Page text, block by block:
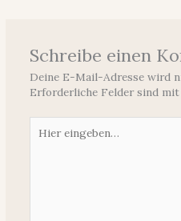
Schreibe einen
Deine E-Mail-Adresse wird
Erforderliche Felder sind mit
eingeben…